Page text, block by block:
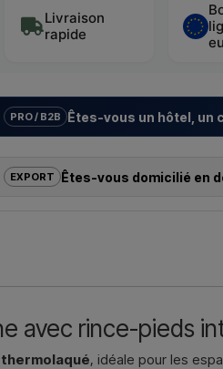
Livraison
rapide
PRO / B2B Êtes-vous un hôtel, un
avec des
la bonne installation.
EXPORT Êtes-vous domicilié en
que les adresses de facturation et de
Nous écrire →
avec rince-pieds
thermolaqué, idéale pour les